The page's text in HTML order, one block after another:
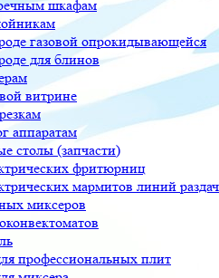
шкафам
газовой опрокидывающейся
для блинов
витрине
аппаратам
столы (запчасти)
фритюрниц
мармитов линий
миксеров
профессиональных плит